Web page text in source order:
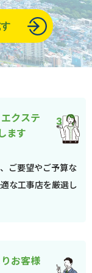
クステ
ます
ご要望やご予算な
な工事店を厳選し
お客様